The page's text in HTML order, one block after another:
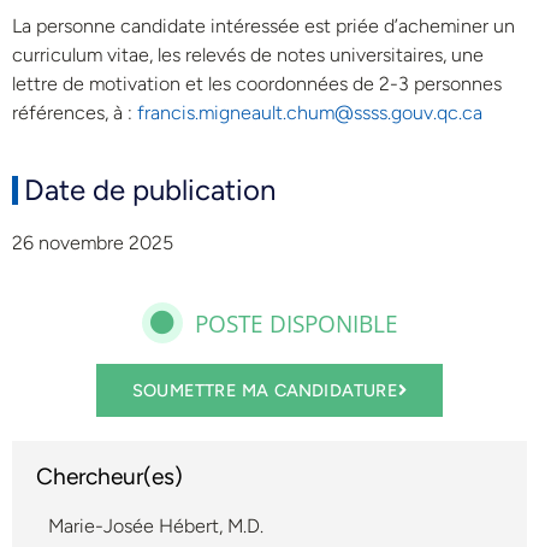
La personne candidate intéressée est priée d’acheminer un
curriculum vitae, les relevés de notes universitaires, une
lettre de motivation et les coordonnées de 2-3 personnes
références, à : francis.migneault.chum@ssss.gouv.qc.ca
Date de publication
26 novembre 2025
POSTE DISPONIBLE
SOUMETTRE MA CANDIDATURE
Chercheur(es)
Marie-Josée Hébert, M.D.